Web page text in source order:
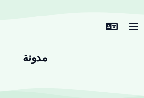
مدونة